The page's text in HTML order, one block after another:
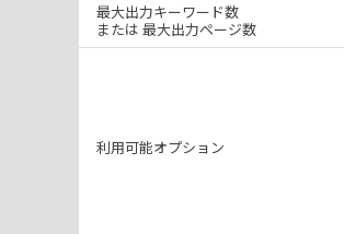
最大出力キーワード数
または 最大出力ページ数
利用可能オプション